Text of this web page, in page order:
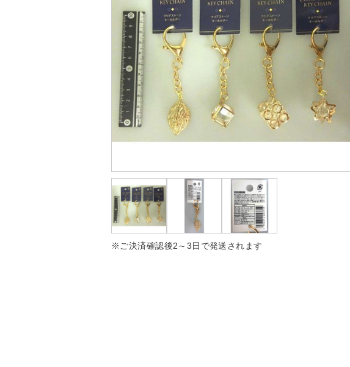
※ご決済確認後2～3日で発送されます